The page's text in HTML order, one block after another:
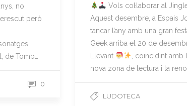
no
però
de Tomb…
0
Vols col·laborar al
Aquest desembre, a Espais
tancar l’any amb una gran
Geek arriba el 20 de
Llevant
, coincidint
nova zona de lectura i la
LUDOTECA